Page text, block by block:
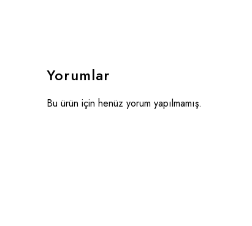
Yorumlar
Bu ürün için henüz yorum yapılmamış.